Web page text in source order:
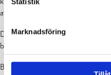
Marknadsföring
att det gäller under skoldagar.
Den som inte kan använda sig av
berättigad att åka taxi.
Bildningskansliet i Raseborg